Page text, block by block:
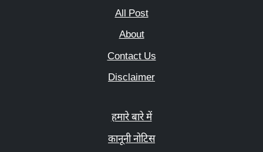
All Post
About
Contact Us
Disclaimer
हमारे बारे में
कानूनी नोटिस